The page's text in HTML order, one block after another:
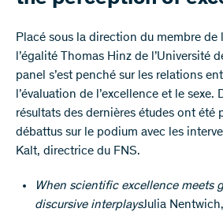
Placé sous la direction du membre
l’égalité Thomas Hinz de l’Université
panel s’est penché sur les relations
l’évaluation de l’excellence et le sexe.
résultats des dernières études ont été
débattus sur le podium avec les
Kalt, directrice du FNS.
When scientific excellence meets
discursive interplaysJulia